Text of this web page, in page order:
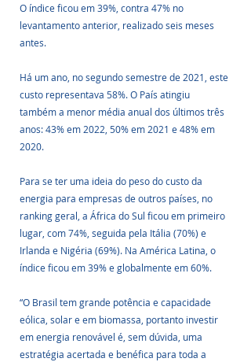
O índice ficou em 39%, contra 47% no
levantamento anterior, realizado seis meses
antes.
Há um ano, no segundo semestre de 2021, este
custo representava 58%. O País atingiu
também a menor média anual dos últimos três
anos: 43% em 2022, 50% em 2021 e 48% em
2020.
Para se ter uma ideia do peso do custo da
energia para empresas de outros países, no
ranking geral, a África do Sul ficou em primeiro
lugar, com 74%, seguida pela Itália (70%) e
Irlanda e Nigéria (69%). Na América Latina, o
índice ficou em 39% e globalmente em 60%.
“O Brasil tem grande potência e capacidade
eólica, solar e em biomassa, portanto investir
em energia renovável é, sem dúvida, uma
estratégia acertada e benéfica para toda a